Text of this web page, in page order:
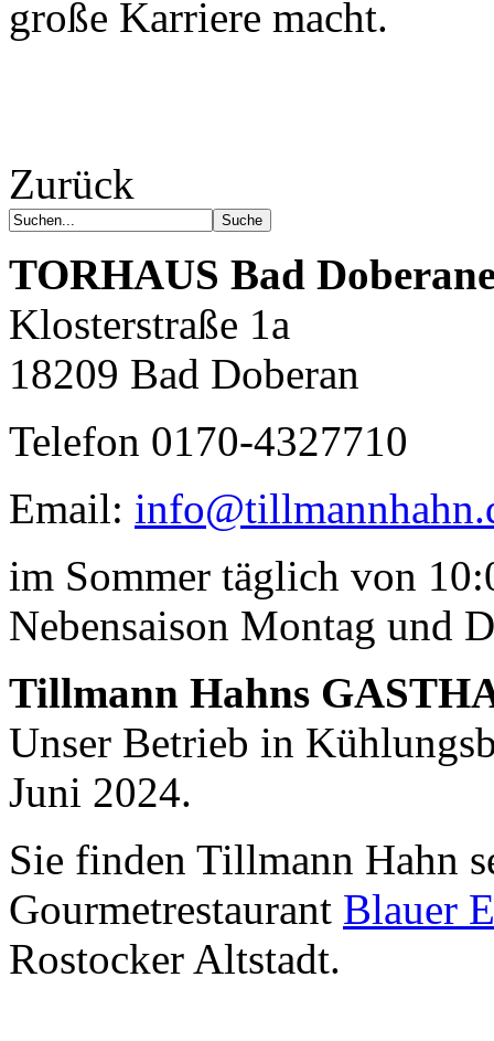
große Karriere macht.
Zurück
TORHAUS Bad
Klosterstraße 1a
18209 Bad Doberan
Telefon 0170-4327710
Email:
im Sommer täglich von
Nebensaison Montag und
Tillmann Hahns
Unser Betrieb in
Juni 2024.
Sie finden Tillmann Hahn
Gourmetrestaurant Blauer
Rostocker Altstadt.